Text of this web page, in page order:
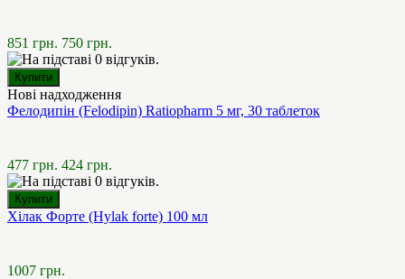
851 грн. 750 грн.
Нові надходження
Фелодипін (Felodipin) Ratiopharm 5 мг, 30 таблеток
477 грн. 424 грн.
Хілак Форте (Hylak forte) 100 мл
1007 грн.